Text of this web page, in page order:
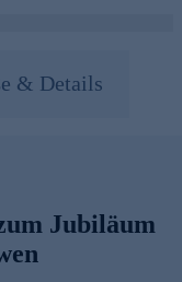
& Details
Jubiläum